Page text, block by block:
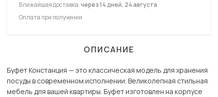
Ближайшая доставка:через 14 дней, 24 августа
Оплата при получении
ОПИСАНИЕ
Буфет Констанция — это классическая модель для хранения
посуды в современном исполнении. Великолепная стильная
мебель для вашей квартиры. Буфет изготовлен на корпусе